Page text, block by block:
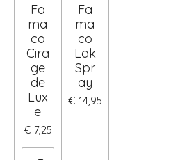
Fa
ma
co
Cira
ge
de
Lux
e
€ 7,25
Fa
ma
co
Lak
Spr
ay
€ 14,95